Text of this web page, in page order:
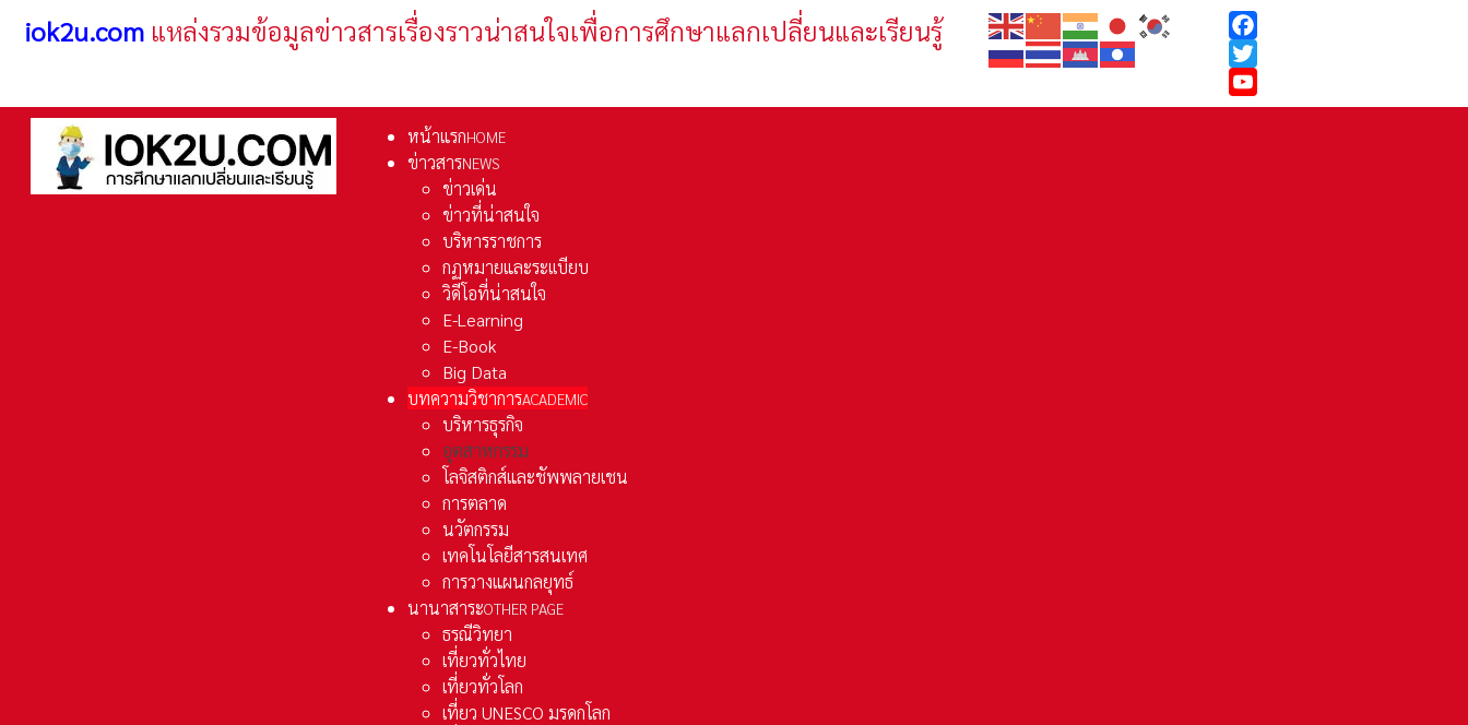
iok2u.com แหล่งรวมข้อมูลข่าวสารเรื่องราวน่าสนใจเพื่อการศึกษาแลกเปลี่ยนและเรียนรู้
Facebook
Twitter
YouTube
หน้าแรกHOME
ข่าวสารNEWS
ข่าวเด่น
ข่าวที่น่าสนใจ
บริหารราชการ
กฏหมายและระเเบียบ
วิดีโอที่น่าสนใจ
E-Learning
E-Book
Big Data
บทความวิชาการACADEMIC
บริหารธุรกิจ
อุตสาหกรรม
โลจิสติกส์และชัพพลายเชน
การตลาด
นวัตกรรม
เทคโนโลยีสารสนเทศ
การวางแผนกลยุทธ์
นานาสาระOTHER PAGE
ธรณีวิทยา
เที่ยวทั่วไทย
เที่ยวทั่วโลก
เที่ยว UNESCO มรดกโลก